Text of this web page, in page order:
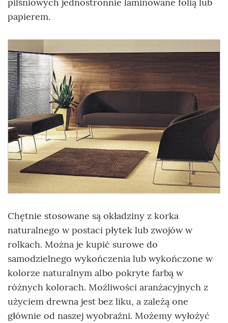
pilśniowych jednostronnie laminowane folią lub
papierem.
Chętnie stosowane są okładziny z korka
naturalnego w postaci płytek lub zwojów w
rolkach. Można je kupić surowe do
samodzielnego wykończenia lub wykończone w
kolorze naturalnym albo pokryte farbą w
różnych kolorach. Możliwości aranżacyjnych z
użyciem drewna jest bez liku, a zależą one
głównie od naszej wyobraźni. Możemy wyłożyć